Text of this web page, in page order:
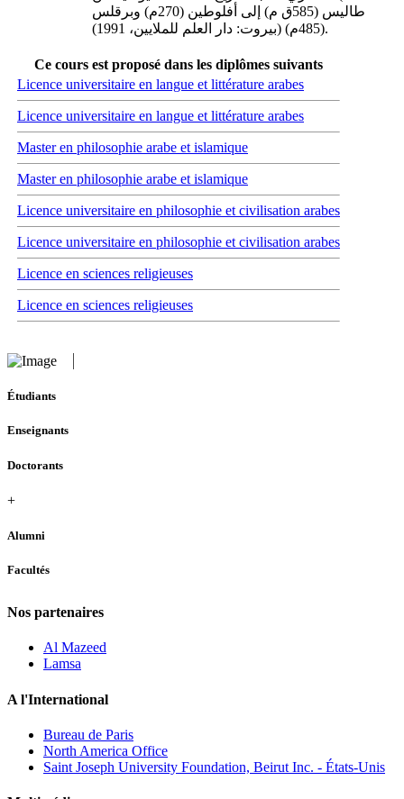
طاليس (585ق م) إلى أفلوطين (270م) وبرقلس
(485م) (بيروت: دار العلم للملايين، 1991).
Ce cours est proposé dans les diplômes suivants
Licence universitaire en langue et littérature arabes
Licence universitaire en langue et littérature arabes
Master en philosophie arabe et islamique
Master en philosophie arabe et islamique
Licence universitaire en philosophie et civilisation arabes
Licence universitaire en philosophie et civilisation arabes
Licence en sciences religieuses
Licence en sciences religieuses
Étudiants
Enseignants
Doctorants
+
Alumni
Facultés
Nos partenaires
Al Mazeed
Lamsa
A l'International
Bureau de Paris
North America Office
Saint Joseph University Foundation, Beirut Inc. - États-Unis